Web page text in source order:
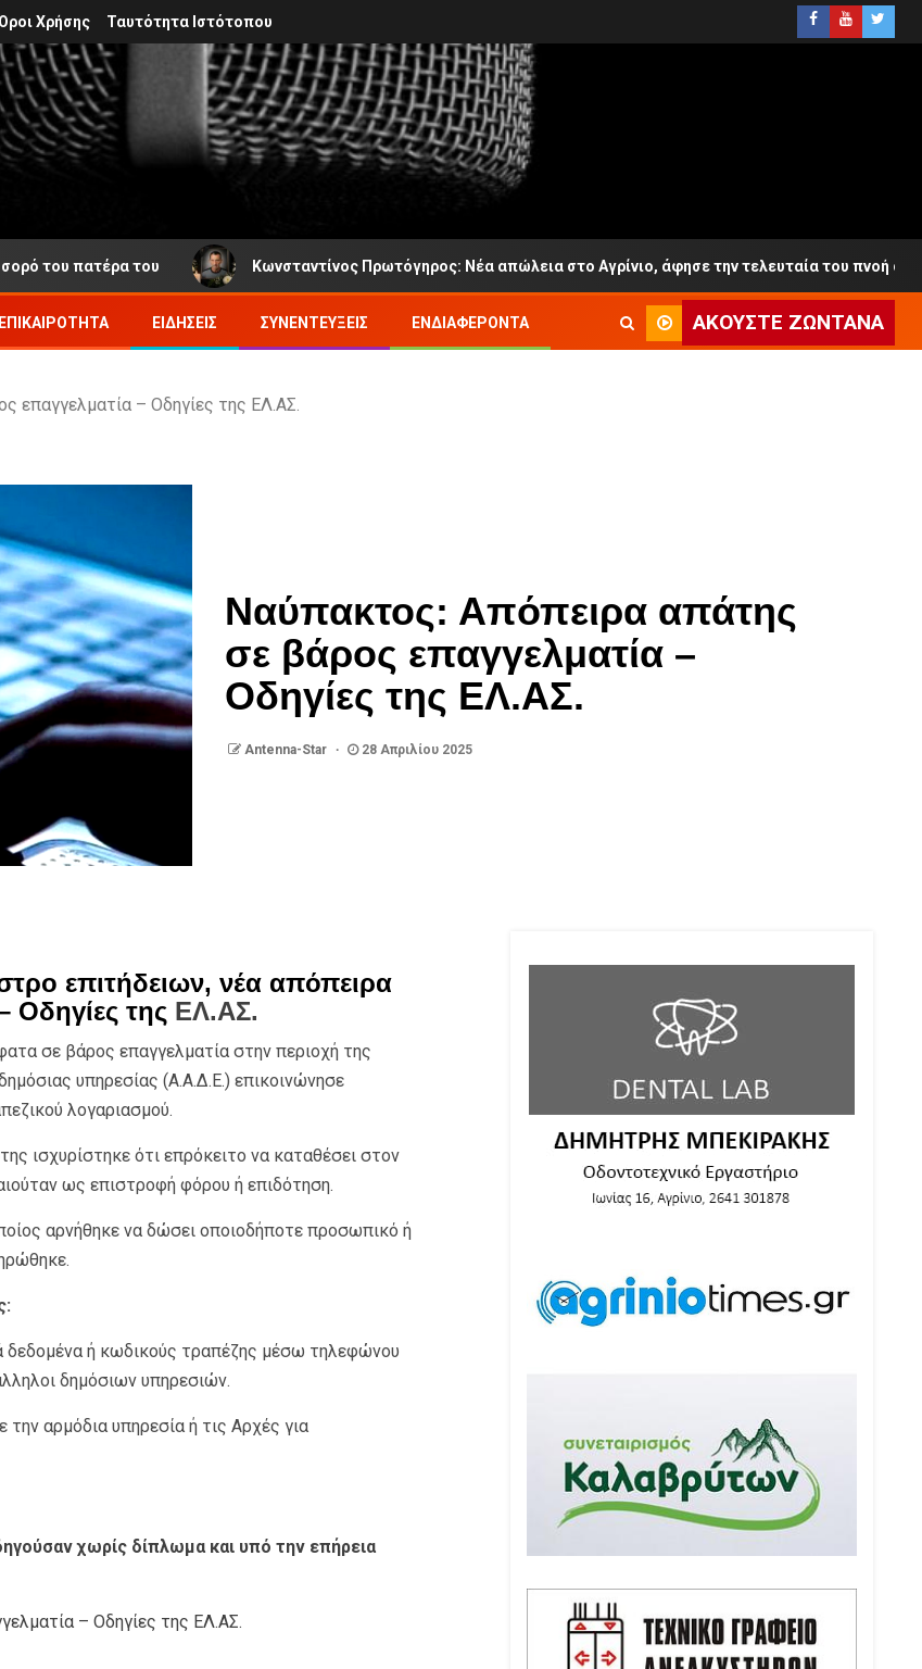
Χρήσης Ταυτότητα Ιστότοπου
πατέρα του Κωνσταντίνος Πρωτόγηρος: Νέα απώλεια στο Αγρίνιο, άφησε την τελευταία του πνοή σε ηλικία
ΕΠΙΚΑΙΡΌΤΗΤΑ ΕΙΔΉΣΕΙΣ ΣΥΝΕΝΤΕΎΞΕΙΣ ΕΝΔΙΑΦΈΡΟΝΤΑ ΑΚΟΎΣΤΕ ΖΩΝΤΑΝΆ
επαγγελματία – Οδηγίες της ΕΛ.ΑΣ.
Ναύπακτος: Απόπειρα απάτης
σε βάρος επαγγελματία –
Οδηγίες της ΕΛ.ΑΣ.
Antenna-Star 28 Απριλίου 2025
επιτήδειων, νέα απόπειρα
Οδηγίες της ΕΛ.ΑΣ.
σε βάρος επαγγελματία στην περιοχή της
υπηρεσίας (Α.Α.Δ.Ε.) επικοινώνησε
λογαριασμού.
ισχυρίστηκε ότι επρόκειτο να καταθέσει στον
ως επιστροφή φόρου ή επιδότηση.
αρνήθηκε να δώσει οποιοδήποτε προσωπικό ή
ή κωδικούς τραπέζης μέσω τηλεφώνου
δημόσιων υπηρεσιών.
αρμόδια υπηρεσία ή τις Αρχές για
χωρίς δίπλωμα και υπό την επήρεια
– Οδηγίες της ΕΛ.ΑΣ.